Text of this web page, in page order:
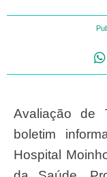
Avaliação de Tecnologias em Saúde, ATS,
boletim
Hospital